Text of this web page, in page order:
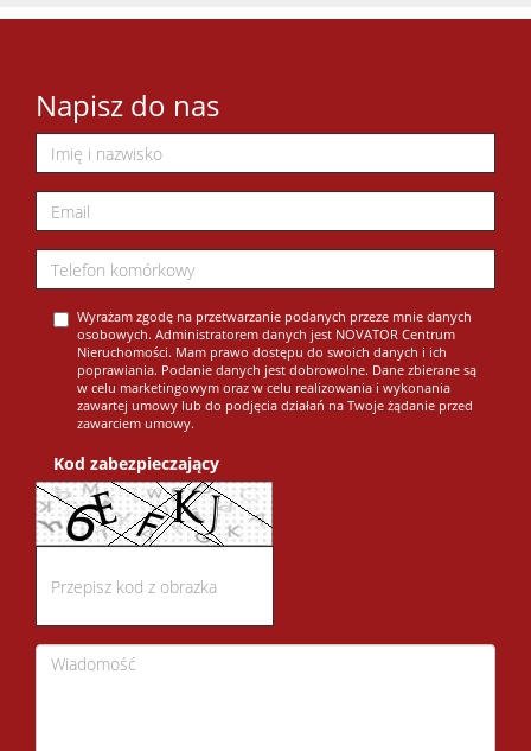
Napisz do nas
Wyrażam zgodę na przetwarzanie podanych przeze mnie danych
osobowych. Administratorem danych jest NOVATOR Centrum
Nieruchomości. Mam prawo dostępu do swoich danych i ich
poprawiania. Podanie danych jest dobrowolne. Dane zbierane są
w celu marketingowym oraz w celu realizowania i wykonania
zawartej umowy lub do podjęcia działań na Twoje żądanie przed
zawarciem umowy.
Kod zabezpieczający